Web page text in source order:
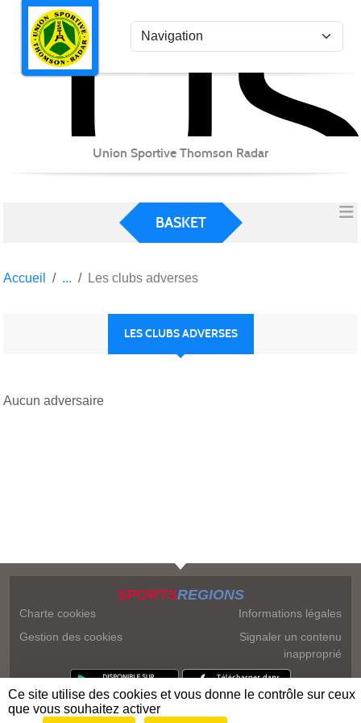
Union Sportive Thomson Radar
BASKET
Accueil Les clubs adverses
LES CLUBS ADVERSES
Aucun adversaire
SPORTSREGIONS
Charte cookies
Gestion des cookies
Informations légales
Signaler un contenu
inapproprié
Panneau de gestion des cookies
Ce site utilise des cookies et vous donne le contrôle sur ceux
que vous souhaitez activer